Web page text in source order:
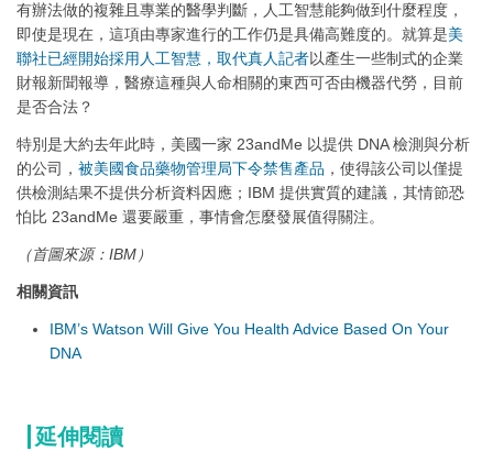
有辦法做的複雜且專業的醫學判斷，人工智慧能夠做到什麼程度，
即使是現在，這項由專家進行的工作仍是具備高難度的。就算是美
聯社已經開始採用人工智慧，取代真人記者以產生一些制式的企業
財報新聞報導，醫療這種與人命相關的東西可否由機器代勞，目前
是否合法？
特別是大約去年此時，美國一家 23andMe 以提供 DNA 檢測與分析
的公司， 被美國食品藥物管理局下令禁售產品 ，使得該公司以僅提
供檢測結果不提供分析資料因應；IBM 提供實質的建議，其情節恐
怕比 23andMe 還要嚴重，事情會怎麼發展值得關注。
（首圖來源：IBM）
相關資訊
IBM’s Watson Will Give You Health Advice Based On Your
DNA
延伸閱讀